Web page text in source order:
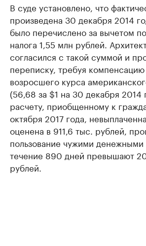
В суде установлено, что
произведена 30 декабря 2014
было перечислено за вычетом
налога 1,55 млн рублей.
согласился с такой суммой и
переписку, требуя
возросшего курса
(56,68 за $1 на 30 декабря 2014
расчету, приобщенному к
октября 2017 года,
оценена в 911,6 тыс. рублей,
пользование чужими
течение 890 дней превышают
рублей.